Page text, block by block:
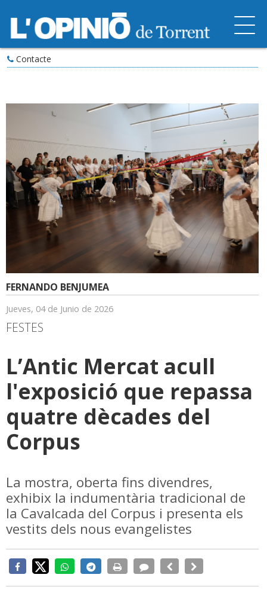
Contacte
FERNANDO BENJUMEA
Jueves, 04 de Junio de 2026
FESTES
L’Antic Mercat acull
l'exposició que repassa
quatre dècades del
Corpus
La mostra, oberta fins divendres,
exhibix la indumentària tradicional de
la Cavalcada del Corpus i presenta els
vestits dels nous evangelistes